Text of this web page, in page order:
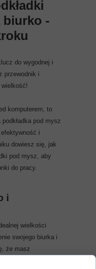
biurko -
do wygodnej i
przewodnik i
komputerem, to
pod mysz
i
dowiesz się, jak
pod mysz, aby
do pracy.
i
wielkości
swojego biurka i
że masz